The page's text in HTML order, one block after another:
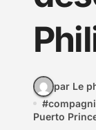
par Le
#
Puerto